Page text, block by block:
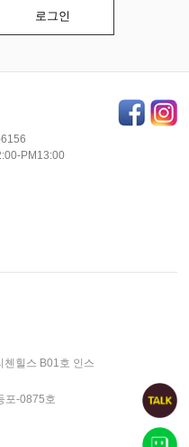
로그인
PM13:00
첸힐스 B01호 인스
포-0875호